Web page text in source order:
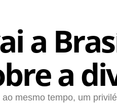
a
a
mesmo tempo, um